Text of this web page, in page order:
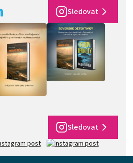
Sledovat
Sledovat